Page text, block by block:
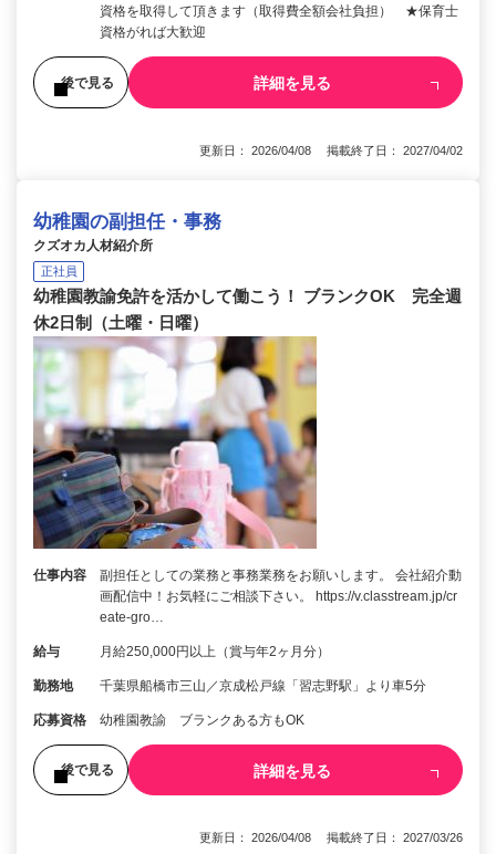
資格を取得して頂きます（取得費全額会社負担） ★保育士
資格がれば大歓迎
後で見る 詳細を見る
更新日： 2026/04/08 掲載終了日： 2027/04/02
幼稚園の副担任・事務
クズオカ人材紹介所
正社員
幼稚園教諭免許を活かして働こう！ ブランクOK 完全週
休2日制（土曜・日曜）
仕事内容
副担任としての業務と事務業務をお願いします。 会社紹介動
画配信中！お気軽にご相談下さい。 https://v.classtream.jp/cr
eate-gro…
給与 月給250,000円以上（賞与年2ヶ月分）
勤務地 千葉県船橋市三山／京成松戸線「習志野駅」より車5分
応募資格 幼稚園教諭 ブランクある方もOK
後で見る 詳細を見る
更新日： 2026/04/08 掲載終了日： 2027/03/26